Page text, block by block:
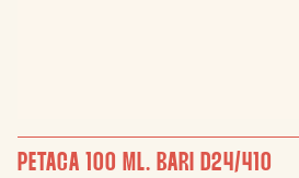
PETACA 100 ML. BARI D24/410